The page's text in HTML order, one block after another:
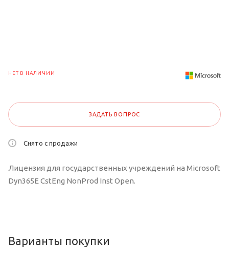
НЕТ В НАЛИЧИИ
ЗАДАТЬ ВОПРОС
Снято с продажи
Лицензия для государственных учреждений на Microsoft
Dyn365E CstEng NonProd Inst Open.
Варианты покупки